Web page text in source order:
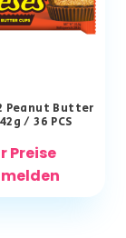
Peanut Butter
/ 36 PCS
Preise